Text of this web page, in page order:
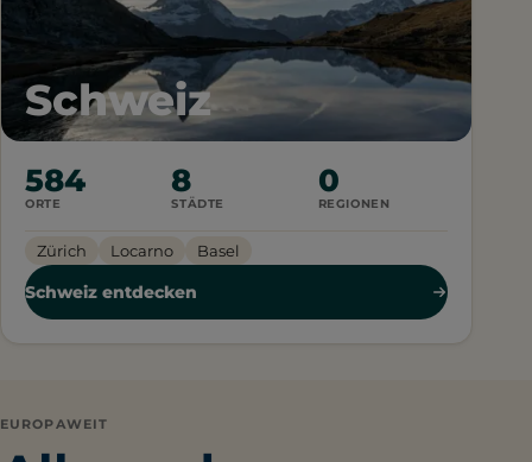
Schweiz
584
ORTE
8
STÄDTE
0
REGIONEN
Zürich Locarno Basel
Schweiz entdecken
EUROPAWEIT